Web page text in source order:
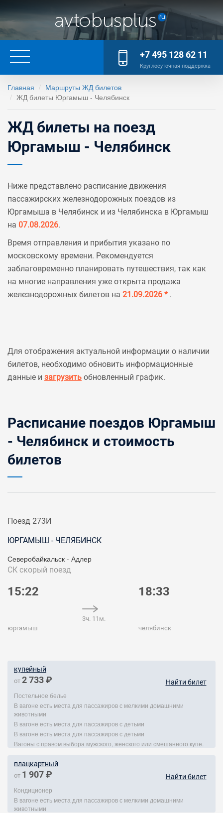
+7 495 128 62 11
Круглосуточная поддержка
Главная
Маршруты ЖД билетов
ЖД билеты Юргамыш - Челябинск
ЖД билеты на поезд
Юргамыш - Челябинск
Ниже представлено расписание движения
пассажирских железнодорожных поездов из
Юргамыша в Челябинск и из Челябинска в Юргамыш
на 07.08.2026.
Время отправления и прибытия указано по
московскому времени. Рекомендуется
заблаговременно планировать путешествия, так как
на многие направления уже открыта продажа
железнодорожных билетов на 21.09.2026 * .
Для отображения актуальной информации о наличии
билетов, необходимо обновить информационные
данные и загрузить обновленный график.
Расписание поездов Юргамыш
- Челябинск и стоимость
билетов
Поезд 273И
ЮРГАМЫШ - ЧЕЛЯБИНСК
Северобайкальск - Адлер
СК скорый поезд
15:22
юргамыш
3ч. 11м.
18:33
челябинск
купейный
от 2 733 ₽ Найти билет
Постельное белье
В вагоне есть места для пассажиров с мелкими домашними
животными
В вагоне есть места для пассажиров с детьми
В вагоне есть места для пассажиров с детьми
Вагоны с правом выбора мужского, женского или смешанного купе.
плацкартный
от 1 907 ₽ Найти билет
Кондиционер
В вагоне есть места для пассажиров с мелкими домашними
животными